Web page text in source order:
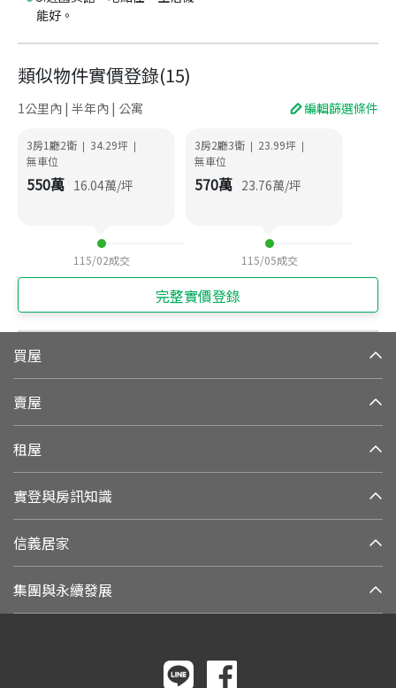
能好。
類似物件實價登錄(15)
1公里內 | 半年內 | 公寓 編輯篩選條件
3房1廳2衛 | 34.29坪 |
無車位
550萬 16.04萬/坪
115/02成交
3房2廳3衛 | 23.99坪 |
無車位
570萬 23.76萬/坪
115/05成交
完整實價登錄
買屋
賣屋
租屋
實登與房訊知識
信義居家
集團與永續發展